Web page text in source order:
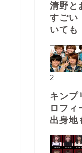
清野と
すごい
いても
2
キンプ
ロフィ
出身地